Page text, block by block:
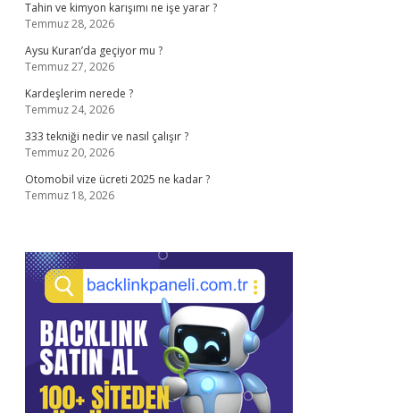
Tahin ve kimyon karışımı ne işe yarar ?
Temmuz 28, 2026
Aysu Kuran’da geçiyor mu ?
Temmuz 27, 2026
Kardeşlerim nerede ?
Temmuz 24, 2026
333 tekniği nedir ve nasıl çalışır ?
Temmuz 20, 2026
Otomobil vize ücreti 2025 ne kadar ?
Temmuz 18, 2026